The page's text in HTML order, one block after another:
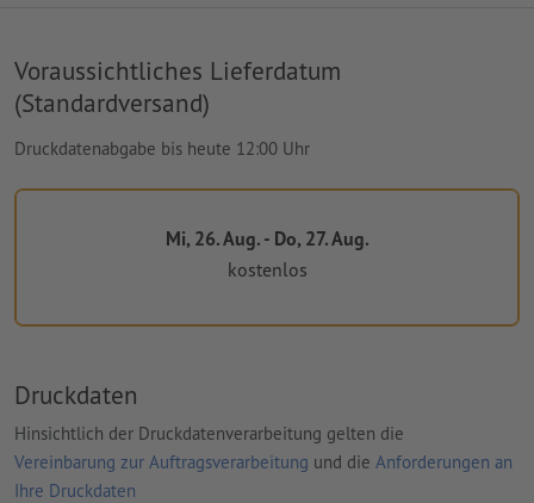
Voraussichtliches Lieferdatum
(Standardversand)
Druckdatenabgabe bis heute 12:00 Uhr
Mi, 26. Aug. - Do, 27. Aug.
kostenlos
Druckdaten
Hinsichtlich der Druckdatenverarbeitung gelten die
Vereinbarung zur Auftragsverarbeitung und die Anforderungen an
Ihre Druckdaten